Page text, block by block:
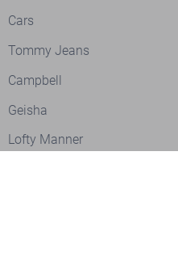
Cars
Tommy Jeans
Campbell
Geisha
Lofty Manner